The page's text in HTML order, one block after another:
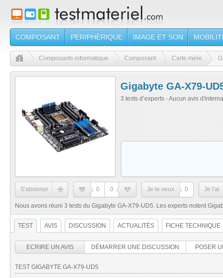
COMPOSANT PÉRIPHÉRIQUE IMAGE ET SON
Composants informatique Composant Carte mère
Gigabyte GA-X79-
3 tests d’experts - Aucun avis
S'abonner 0 0 Je le veux 0 Je l'ai
Nous avons réuni 3 tests du Gigabyte GA-X79-UD5. Les experts notent
TEST AVIS DISCUSSION ACTUALITÉS FICHE TECHNIQUE
ECRIRE UN AVIS DÉMARRER UNE DISCUSSION POSER
TEST GIGABYTE GA-X79-UD5